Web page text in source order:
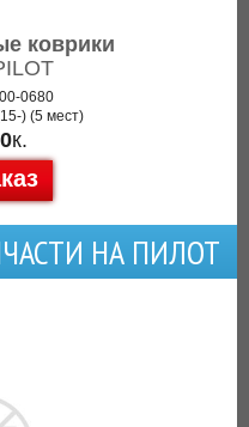
коврики
0680
) (5 мест)
к.
НА ПИЛОТ